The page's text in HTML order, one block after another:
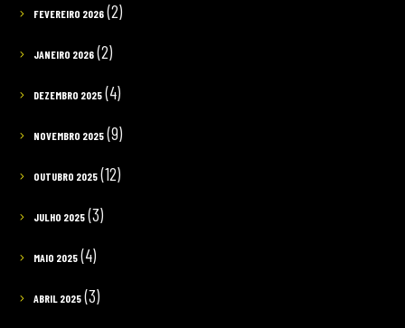
FEVEREIRO 2026(2)
JANEIRO 2026(2)
DEZEMBRO 2025(4)
NOVEMBRO 2025(9)
OUTUBRO 2025(12)
JULHO 2025(3)
MAIO 2025(4)
ABRIL 2025(3)